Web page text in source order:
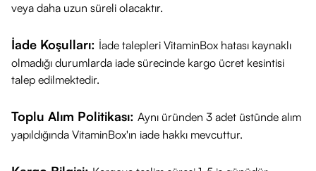
veya daha uzun süreli olacaktır.
İade Koşulları: İade talepleri VitaminBox hatası kaynaklı
olmadığı durumlarda iade sürecinde kargo ücret kesintisi
talep edilmektedir.
Toplu Alım Politikası: Aynı üründen 3 adet üstünde alım
yapıldığında VitaminBox'ın iade hakkı mevcuttur.